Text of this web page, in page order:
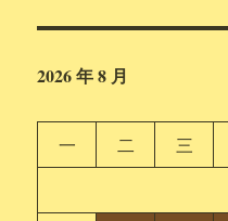
2026 年 8 月
一 二 三